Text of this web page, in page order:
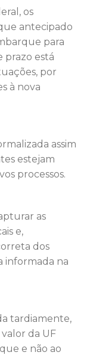
os
antecipado
para
prazo está
por
à nova
assim
estejam
processos.
as
e,
dos
informada na
tardiamente,
da UF
e não ao